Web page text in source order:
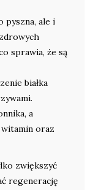
pyszna, ale i
sprawia, że są
białka
a
oraz
zwiększyć
regenerację